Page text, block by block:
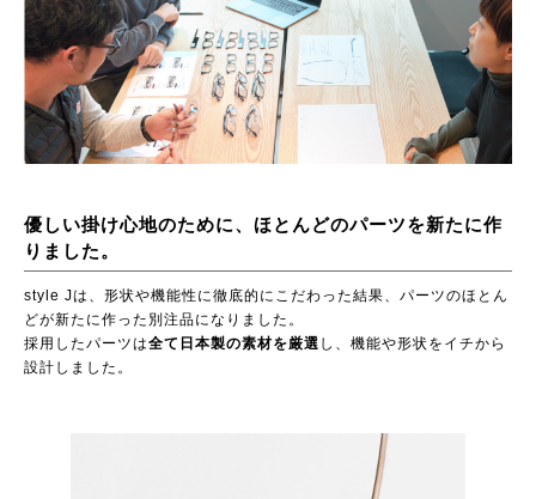
優しい掛け心地のために、ほとんどのパーツを新たに作
りました。
style Jは、形状や機能性に徹底的にこだわった結果、パーツのほとん
どが新たに作った別注品になりました。
採用したパーツは全て日本製の素材を厳選 し、機能や形状をイチから
設計しました。